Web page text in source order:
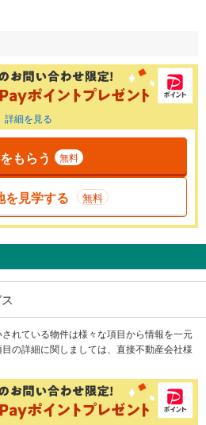
詳細を見る
もらう 無料
を見学する 無料
れている物件は様々な項目から情報を一元
の詳細に関しましては、直接不動産会社様